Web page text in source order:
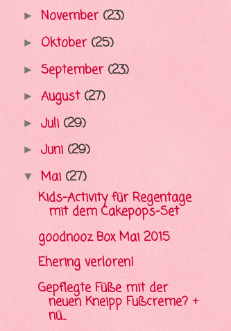
► November (23)
► Oktober (25)
► September (23)
► August (27)
► Juli (29)
► Juni (29)
▼ Mai (27)
Kids-Activity für Regentage
mit dem Cakepops-Set
goodnooz Box Mai 2015
Ehering verloren!
Gepflegte Füße mit der
neuen Kneipp Fußcreme? +
nü...